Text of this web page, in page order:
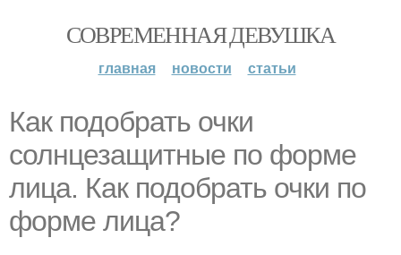
СОВРЕМЕННАЯ ДЕВУШКА
главная новости статьи
Как подобрать очки
солнцезащитные по форме
лица. Как подобрать очки по
форме лица?